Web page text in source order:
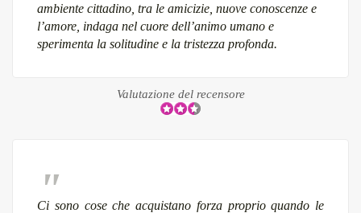
ambiente cittadino, tra le amicizie, nuove conoscenze e
l’amore, indaga nel cuore dell’animo umano e
sperimenta la solitudine e la tristezza profonda.
Valutazione del recensore
Ci sono cose che acquistano forza proprio quando le